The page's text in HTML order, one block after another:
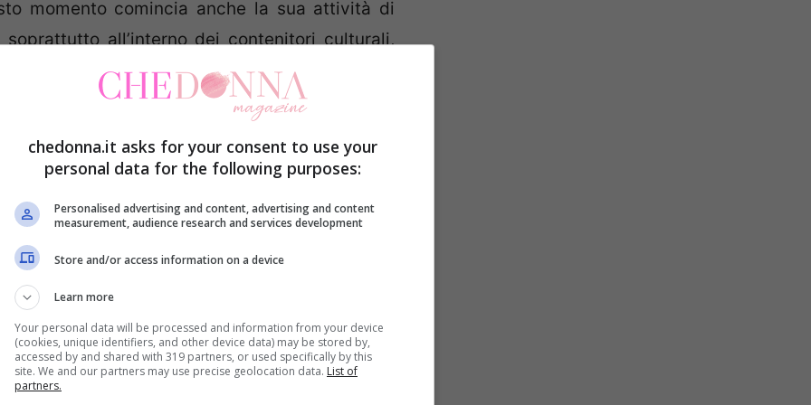
momento comincia anche la sua attività di
all’interno dei contenitori culturali,
il punto al suo primo vero romanzo dal
riceve l’apprezzamento di Claudio Magris,
Gli anni ’80 sono importanti per la futura
la collaborazione con la Rai si fa
Rai 3 rispedisca al mittente la sua
del Centro Sperimentale non le viene
l’inizio della sua a lungo sognata
lancia sul mercato una collana di giovani
fra le nuvole di Tamaro. Nello stesso
chedonna.it asks for your consent to use your
personal data for the following purposes:
Personalised advertising and content, advertising and content
measurement, audience research and services development
Store and/or access information on a device
Learn more
Your personal data will be processed and information from your device
(cookies, unique identifiers, and other device data) may be stored by,
accessed by and shared with 319 partners, or used specifically by this
site. We and our partners may use precise geolocation data. List of
partners.